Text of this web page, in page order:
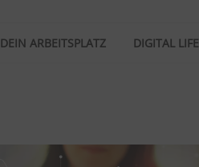
DEIN ARBEITSPLATZ DIGITAL LIFE